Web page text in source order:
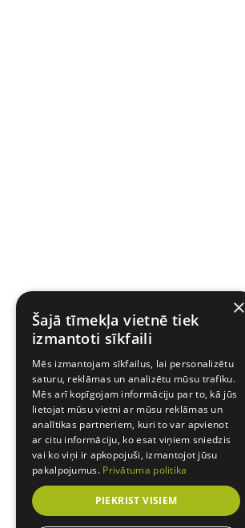
×
Šajā tīmekļa vietnē tiek
izmantoti sīkfaili
Mēs izmantojam sīkfailus, lai personalizētu
saturu, reklāmas un analizētu mūsu trafiku.
Mēs arī kopīgojam informāciju par to, kā jūs
lietojat mūsu vietni ar mūsu reklāmas un
analītikas partneriem, kuri to var apvienot
ar citu informāciju, ko esat viņiem sniedzis
vai ko viņi ir apkopojuši, izmantojot jūsu
pakalpojumus. Privātuma politika
PIEKRIST VISIEM